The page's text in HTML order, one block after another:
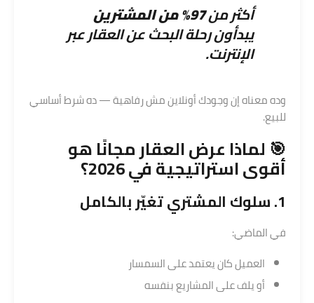
أكثر من97% من المشترين
يبدأون رحلة البحث عن العقار عبر
الإنترنت.
وده معناه إن وجودك أونلاين مش رفاهية — ده شرط أساسي
للبيع.
🎯 لماذا عرض العقارمجانًا هو
أقوى استراتيجية في 2026؟
1. سلوك المشتري تغيّر بالكامل
في الماضي:
العميل كان يعتمد على السمسار
أو يلف على المشاريع بنفسه